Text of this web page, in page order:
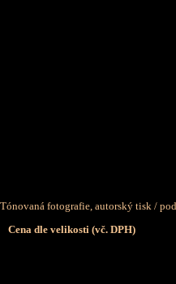
Tónovaná fotografie, autorský tisk /
Cena dle velikosti (vč. DPH)